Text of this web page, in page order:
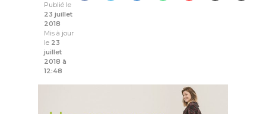
Publié le
23 juillet
2018
Mis à jour
le 23
juillet
2018 à
12:48